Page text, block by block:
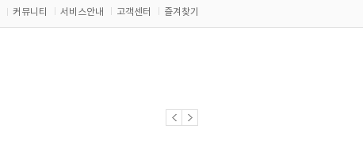
커뮤니티 서비스안내 고객센터 즐겨찾기